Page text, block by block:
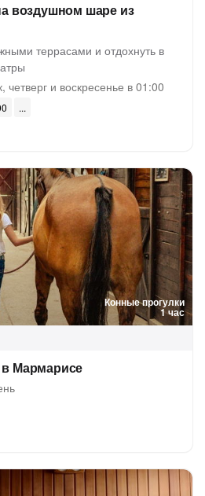
воздушном шаре из
террасами и отдохнуть в
четверг и воскресенье в 01:00
Конные прогулки
1 час
Мармарисе